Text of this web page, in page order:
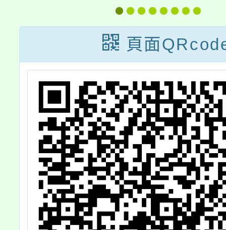
務教師得否兼任
國營事業獨立董
事疑義一案
並自
22
頁面